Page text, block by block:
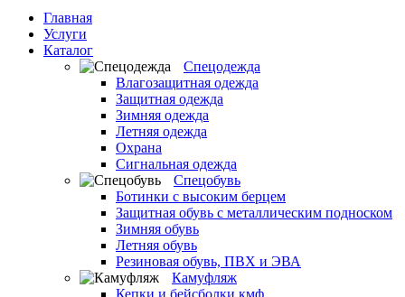
Главная
Услуги
Каталог
Спецодежда
Влагозащитная одежда
Защитная одежда
Зимняя одежда
Летняя одежда
Охрана
Сигнальная одежда
Спецобувь
Ботинки с высоким берцем
Защитная обувь с металлическим подноском
Зимняя обувь
Летняя обувь
Резиновая обувь, ПВХ и ЭВА
Камуфляж
Кепки и бейсболки кмф